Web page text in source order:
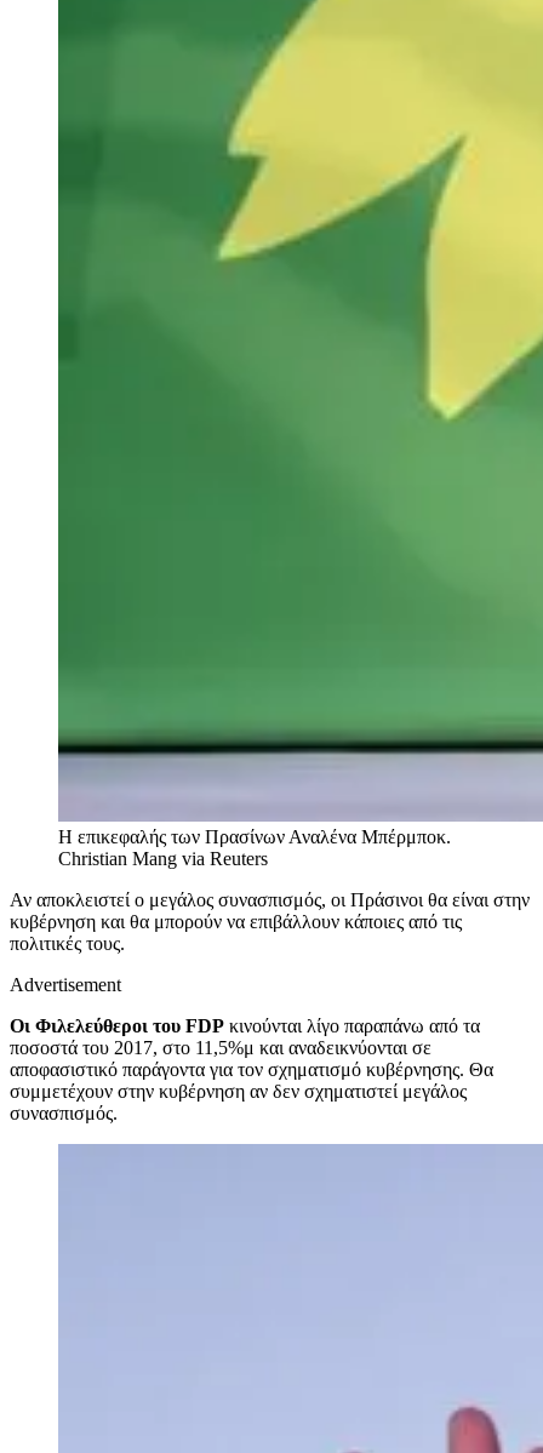
Η επικεφαλής των Πρασίνων Αναλένα Μπέρμποκ.
Christian Mang via Reuters
Αν αποκλειστεί ο μεγάλος συνασπισμός, οι Πράσινοι θα είναι στην
κυβέρνηση και θα μπορούν να επιβάλλουν κάποιες από τις
πολιτικές τους.
Advertisement
Οι Φιλελεύθεροι του FDP κινούνται λίγο παραπάνω από τα
ποσοστά του 2017, στο 11,5%μ και αναδεικνύονται σε
αποφασιστικό παράγοντα για τον σχηματισμό κυβέρνησης. Θα
συμμετέχουν στην κυβέρνηση αν δεν σχηματιστεί μεγάλος
συνασπισμός.